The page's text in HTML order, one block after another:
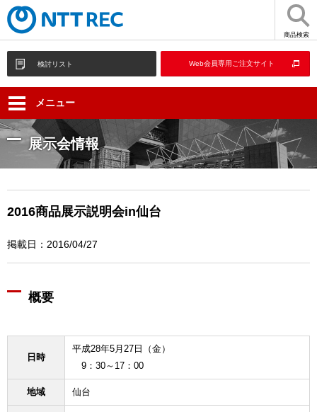
商品検索
検討リスト Web会員専用ご注文サイト
メニュー
展示会情報
2016商品展示説明会in仙台
掲載日：2016/04/27
概要
日時
平成28年5月27日（金）
9：30～17：00
地域 仙台